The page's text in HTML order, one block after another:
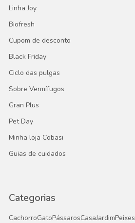
Linha Joy
Biofresh
Cupom de desconto
Black Friday
Ciclo das pulgas
Sobre Vermífugos
Gran Plus
Pet Day
Minha loja Cobasi
Guias de cuidados
Categorias
CachorroGatoPássarosCasaJardimPeixes